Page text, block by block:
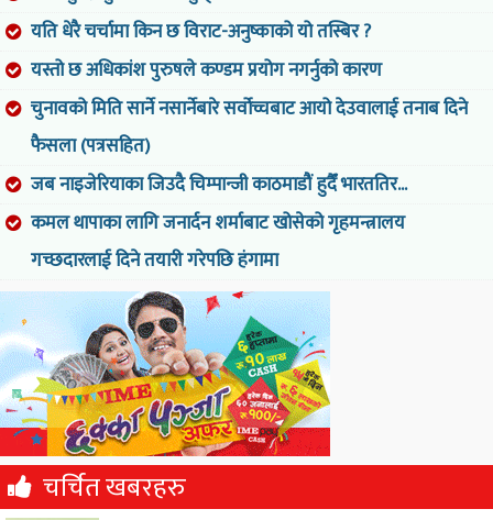
यति धेरै चर्चामा किन छ विराट-अनुष्काको यो तस्बिर ?
यस्तो छ अधिकांश पुरुषले कण्डम प्रयोग नगर्नुको कारण
चुनावको मिति सार्ने नसार्नेबारे सर्वोच्चबाट आयो देउवालाई तनाब दिने
फैसला (पत्रसहित)
जब नाइजेरियाका जिउदै चिम्पान्जी काठमाडौं हुदैँ भारततिर...
कमल थापाका लागि जनार्दन शर्माबाट खोसेको गृहमन्त्रालय
गच्छदारलाई दिने तयारी गरेपछि हंगामा
चर्चित खबरहरु